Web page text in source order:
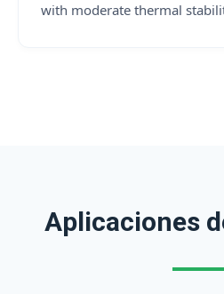
with moderate thermal
Aplicaciones